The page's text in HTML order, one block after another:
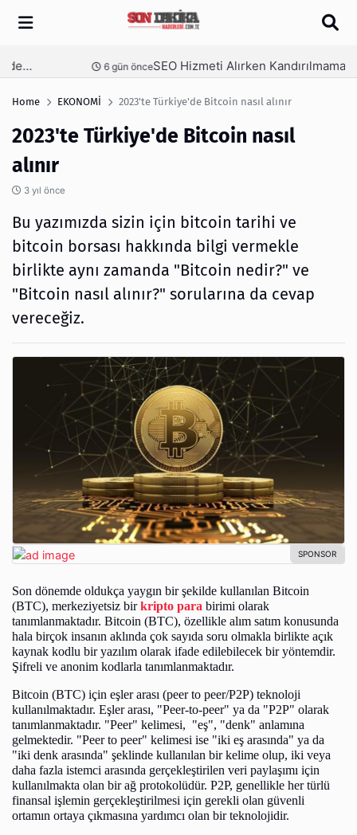
Arama
SEO Hizmeti Alırken Kandırılmamak İçin Bilinmesi Gerekenler 1 hafta önce
Home EKONOMİ 2023'te Türkiye'de Bitcoin nasıl alınır
2023'te Türkiye'de Bitcoin nasıl
alınır
3 yıl önce
Bu yazımızda sizin için bitcoin tarihi ve
bitcoin borsası hakkında bilgi vermekle
birlikte aynı zamanda "Bitcoin nedir?" ve
"Bitcoin nasıl alınır?" sorularına da cevap
vereceğiz.
Son dönemde oldukça yaygın bir şekilde kullanılan Bitcoin
(BTC), merkeziyetsiz birkripto para birimi olarak
tanımlanmaktadır. Bitcoin (BTC), özellikle alım satım konusunda
hala birçok insanın aklında çok sayıda soru olmakla birlikte açık
kaynak kodlu bir yazılım olarak ifade edilebilecek bir yöntemdir.
Şifreli ve anonim kodlarla tanımlanmaktadır.
Bitcoin (BTC) için eşler arası (peer to peer/P2P) teknoloji
kullanılmaktadır. Eşler arası, "Peer-to-peer" ya da "P2P" olarak
tanımlanmaktadır. "Peer" kelimesi, "eş", "denk" anlamına
gelmektedir. "Peer to peer" kelimesi ise "iki eş arasında" ya da
"iki denk arasında" şeklinde kullanılan bir kelime olup, iki veya
daha fazla istemci arasında gerçekleştirilen veri paylaşımı için
kullanılmakta olan bir ağ protokolüdür. P2P, genellikle her türlü
finansal işlemin gerçekleştirilmesi için gerekli olan güvenli
ortamın ortaya çıkmasına yardımcı olan bir teknolojidir.